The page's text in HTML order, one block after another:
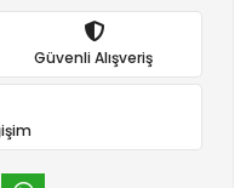
Güvenli Alışveriş